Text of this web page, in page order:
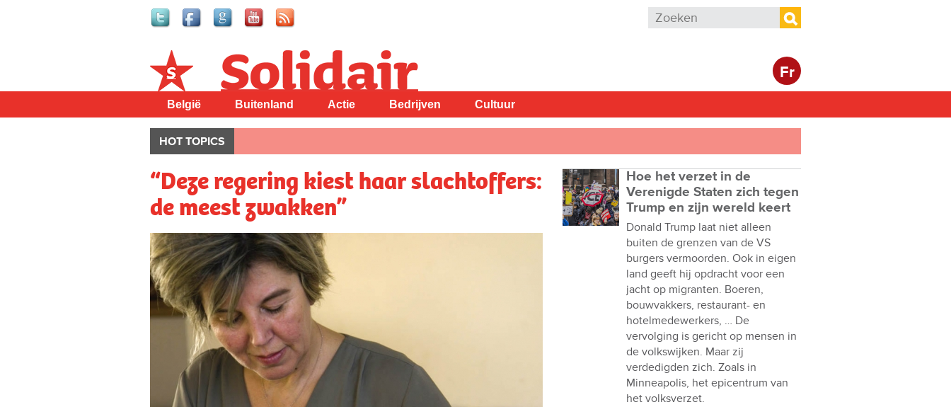
Zoekveld
Zoeken
Fr
Solidair
België Buitenland Actie Bedrijven Cultuur
HOT TOPICS
“Deze regering kiest haar slachtoffers:
de meest zwakken”
Hoe het verzet in de
Verenigde Staten zich tegen
Trump en zijn wereld keert
Donald Trump laat niet alleen
buiten de grenzen van de VS
burgers vermoorden. Ook in eigen
land geeft hij opdracht voor een
jacht op migranten. Boeren,
bouwvakkers, restaurant- en
hotelmedewerkers, … De
vervolging is gericht op mensen in
de volkswijken. Maar zij
verdedigden zich. Zoals in
Minneapolis, het epicentrum van
het volksverzet.